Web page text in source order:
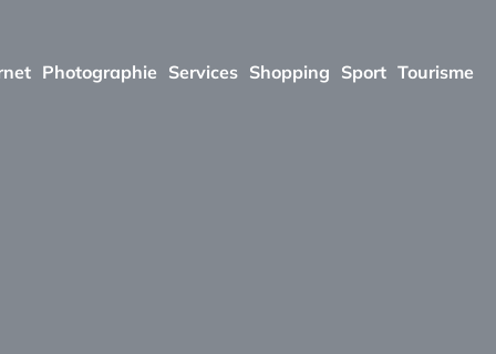
Photographie Services Shopping Sport Tourisme